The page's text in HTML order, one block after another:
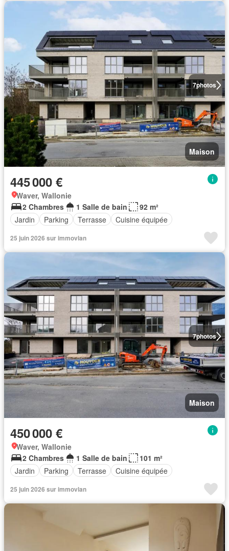
7photos
Maison
445 000 €
Waver, Wallonie
2 Chambres
1 Salle de bain
92 m²
Jardin
Parking Terrasse Cuisine équipée
25 juin 2026 sur immovlan
7photos
Maison
450 000 €
Waver, Wallonie
2 Chambres
1 Salle de bain
101 m²
Jardin
Parking Terrasse Cuisine équipée
25 juin 2026 sur immovlan